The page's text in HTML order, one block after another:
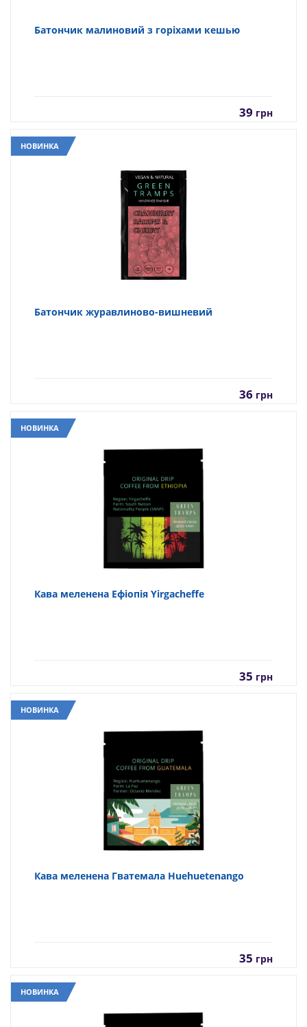
Батончик малиновий з горіхами кешью
39 грн
НОВИНКА
Батончик журавлиново-вишневий
36 грн
НОВИНКА
Кава меленена Ефіопія Yirgacheffe
35 грн
НОВИНКА
Кава меленена Гватемала Huehuetenango
35 грн
НОВИНКА